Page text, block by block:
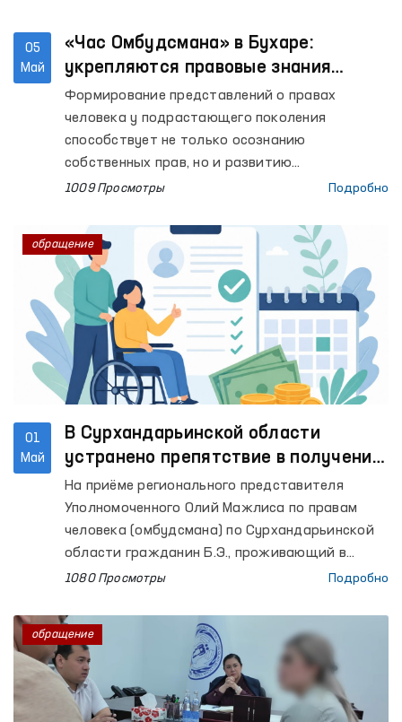
05
Май
«Час Омбудсмана» в Бухаре:
укрепляются правовые знания
учащихся
Формирование представлений о правах
человека у подрастающего поколения
способствует не только осознанию
собственных прав, но и развитию
уважительного отношения к правам
общеобразовательных учреждениях страны на
системной основе внедряются занятия «Час
Омбудсмана».
1009 Просмотры Подробно
01
Май
В Сурхандарьинской области
устранено препятствие в получении
пособия по инвалидности при
содействии Омбудсмана
На приёме регионального представителя
Уполномоченного Олий Мажлиса по правам
человека (омбудсмана) по Сурхандарьинской
области гражданин Б.Э., проживающий в
Джаркурганском районе, обратился с
продлении инвалидности его ребёнка и
получении пособия по инвалидности.
1080 Просмотры Подробно
обращение
обращение